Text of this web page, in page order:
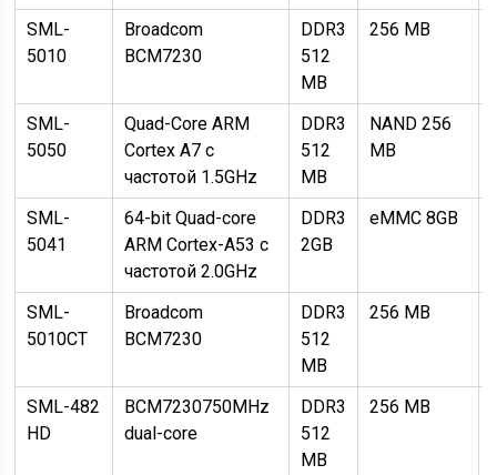
SML-
5010
Broadcom
BCM7230
DDR3
512
MB
256 MB
SML-
5050
Quad-Core ARM
Cortex A7 с
частотой 1.5GHz
DDR3
512
MB
NAND 256
MB
SML-
5041
64-bit Quad-core
ARM Cortex-A53 с
частотой 2.0GHz
DDR3
2GB
eMMC 8GB
SML-
5010CT
Broadcom
BCM7230
DDR3
512
MB
256 MB
SML-482
HD
BCM7230750MHz
dual-core
DDR3
512
MB
256 MB